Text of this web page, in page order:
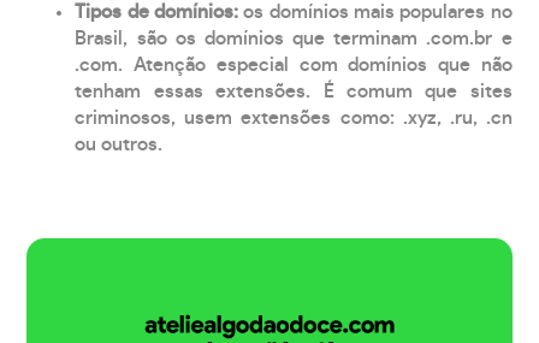
Tipos de domínios:os domínios mais populares no
Brasil, são os domínios que terminam .com.br e
.com. Atenção especial com domínios que não
tenham essas extensões. É comum que sites
criminosos, usem extensões como: .xyz, .ru, .cn
ou outros.